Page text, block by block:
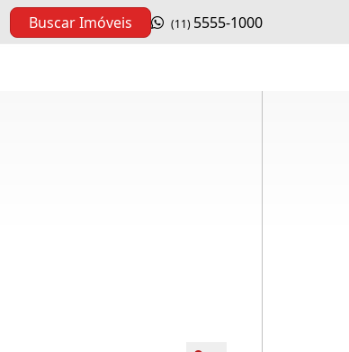
Buscar Imóveis (11) 5555-1000